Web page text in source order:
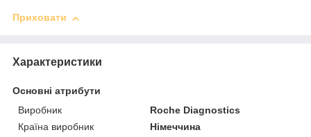
Приховати
Характеристики
Основні атрибути
Виробник
Roche Diagnostics
Країна виробник
Німеччина